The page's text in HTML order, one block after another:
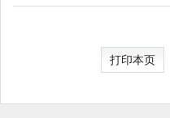
打印本页